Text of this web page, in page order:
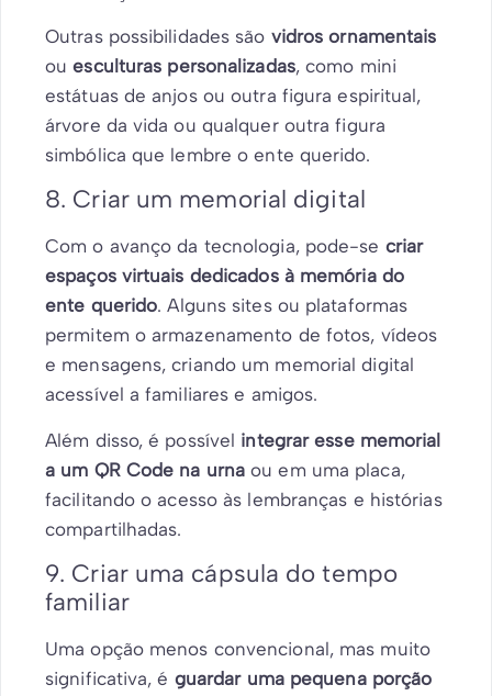
Outras possibilidades são vidros ornamentais
ouesculturas personalizadas, como mini
estátuas de anjos ou outra figura espiritual,
árvore da vida ou qualquer outra figura
simbólica que lembre o ente querido.
8. Criar um memorial digital
Com o avanço da tecnologia, pode-se criar
espaços virtuais dedicados à memória do
ente querido. Alguns sites ou plataformas
permitem o armazenamento de fotos, vídeos
e mensagens, criando um memorial digital
acessível a familiares e amigos.
Além disso, é possível integrar esse memorial
a um QR Code na urna ou em uma placa,
facilitando o acesso às lembranças e histórias
compartilhadas.
9. Criar uma cápsula do tempo
familiar
Uma opção menos convencional, mas muito
significativa, é guardar uma pequena porção